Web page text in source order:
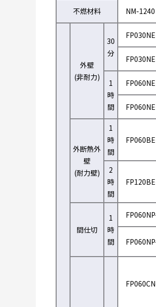
不燃材料 NM-1240
外壁
(非耐力)
30
分
1
時
間
外断熱外
壁
(耐力壁)
1
時
間
2
時
間
間仕切
1
時
間